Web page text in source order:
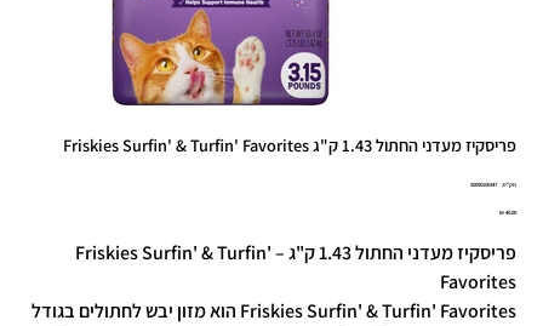
פריסקיז מעדני החתול 1.43 ק"ג Friskies Surfin' & Turfin' Favorites
מק"ט: מק"ט
50000100347
מחיר‏40.00 ‏₪
פריסקיז מעדני החתול 1.43 ק"ג – Friskies Surfin' & Turfin'
Favorites
Friskies Surfin' & Turfin' Favorites הוא מזון יבש לחתולים בגודל